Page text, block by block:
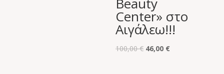
Beauty
Center» στο
Αιγάλεω!!!
100,00€ Original
46,00 €